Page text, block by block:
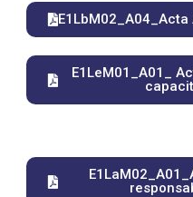
E1LeM01_A01_